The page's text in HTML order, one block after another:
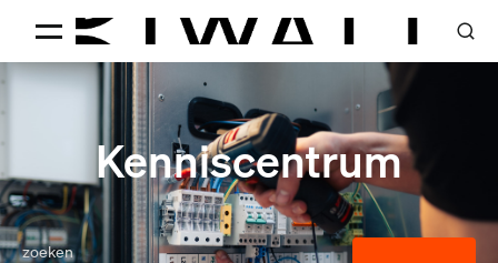
Kenniscentrum
zoeken